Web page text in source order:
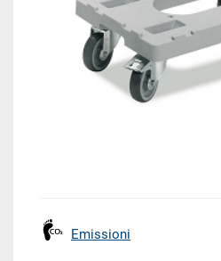
Emissioni